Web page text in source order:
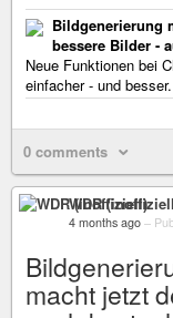
Bildgenerierung
bessere Bilder -
Neue Funktionen bei
einfacher - und besser.
0 comments
WDR
4 months ago –
macht jetzt